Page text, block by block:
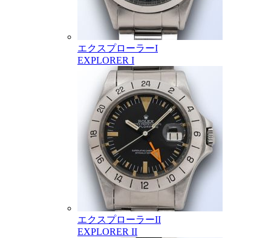
エクスプローラーI
EXPLORER I
エクスプローラーII
EXPLORER II